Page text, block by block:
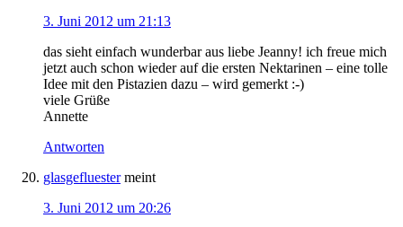
3. Juni 2012 um 21:13
das sieht einfach wunderbar aus liebe Jeanny! ich freue mich
jetzt auch schon wieder auf die ersten Nektarinen – eine tolle
Idee mit den Pistazien dazu – wird gemerkt :-)
viele Grüße
Annette
Antworten
glasgefluester meint
3. Juni 2012 um 20:26